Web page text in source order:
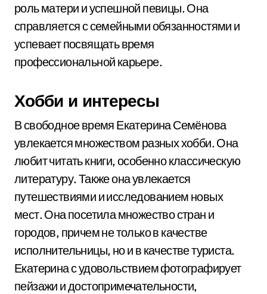
роль матери и успешной певицы. Она
справляется с семейными обязанностями и
успевает посвящать время
профессиональной карьере.
Хобби и интересы
В свободное время Екатерина Семёнова
увлекается множеством разных хобби. Она
любит читать книги, особенно классическую
литературу. Также она увлекается
путешествиями и исследованием новых
мест. Она посетила множество стран и
городов, причем не только в качестве
исполнительницы, но и в качестве туриста.
Екатерина с удовольствием фотографирует
пейзажи и достопримечательности,